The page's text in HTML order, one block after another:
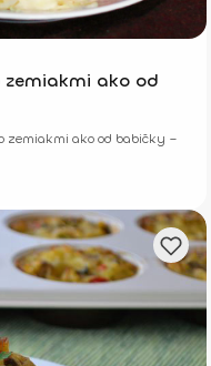
ako od
ako od babičky –